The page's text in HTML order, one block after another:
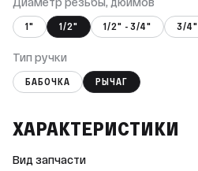
1" 1/2" 1/2" - 3/4" 3/4"
Тип ручки
БАБОЧКА РЫЧАГ
ХАРАКТЕРИСТИКИ
Вид запчасти